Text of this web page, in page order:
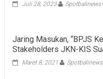
Juli 28, 2023 Spotbalinews
Jaring Masukan, “BPJS
Stakeholders JKN-KIS
Maret 8, 2021 Spotbalinews